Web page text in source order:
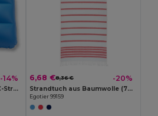
-14%
SIESTA Komfortabler PVC-Strandkissen Begleiter
6,68 €8,36 € -20%
Strandtuch aus Baumwolle (70% recycelt) und Polyester (30% recycelt) (180 g/m²)
Egotier 99159